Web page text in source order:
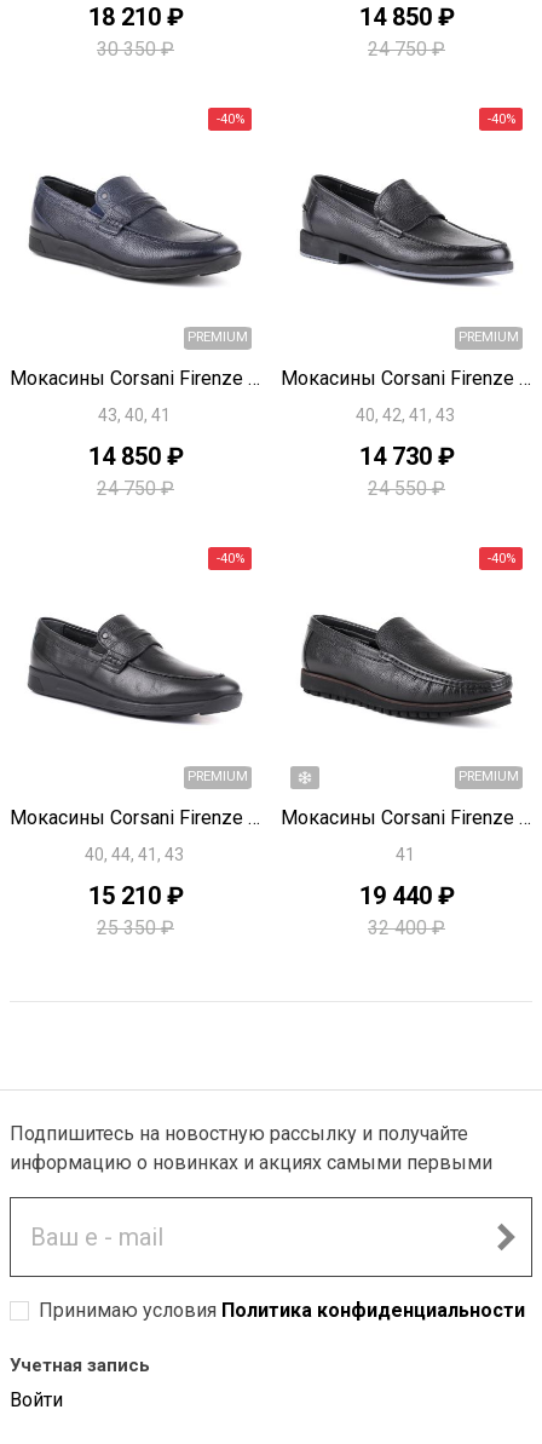
PREMIUM
18 210 ₽
30 350 ₽
14 850 ₽
24 750 ₽
Быстрый просмотр Мокасины Corsani Firenze T1866
43, 40, 41
14 850 ₽
24 750 ₽
Быстрый просмотр Мокасины Corsani Firenze T1793
40, 42, 41, 43
14 730 ₽
24 550 ₽
Быстрый просмотр Мокасины Corsani Firenze T1792
40, 44, 41, 43
15 210 ₽
25 350 ₽
Быстрый просмотр Мокасины Corsani Firenze T1875
41
19 440 ₽
32 400 ₽
Подпишитесь на новостную рассылку и получайте
информацию о новинках и акциях самыми первыми
Принимаю условия Политика конфиденциальности
Учетная запись
Войти